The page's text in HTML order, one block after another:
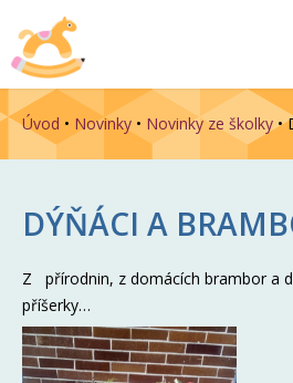
Úvod • Novinky • Novinky ze školky•
DÝŇÁCI A
Z přírodnin, z domácích brambor a
příšerky…